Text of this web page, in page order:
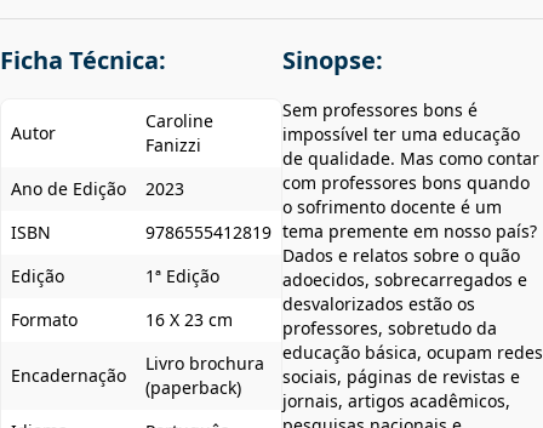
Ficha Técnica:
Autor
Caroline
Fanizzi
Ano de Edição
2023
ISBN
9786555412819
Edição
1ª Edição
Formato
16 X 23 cm
Encadernação
Livro brochura
(paperback)
Sinopse:
Sem professores bons é
impossível ter uma educação
de qualidade. Mas como contar
com professores bons quando
o sofrimento docente é um
tema premente em nosso país?
Dados e relatos sobre o quão
adoecidos, sobrecarregados e
desvalorizados estão os
professores, sobretudo da
educação básica, ocupam redes
sociais, páginas de revistas e
jornais, artigos acadêmicos,